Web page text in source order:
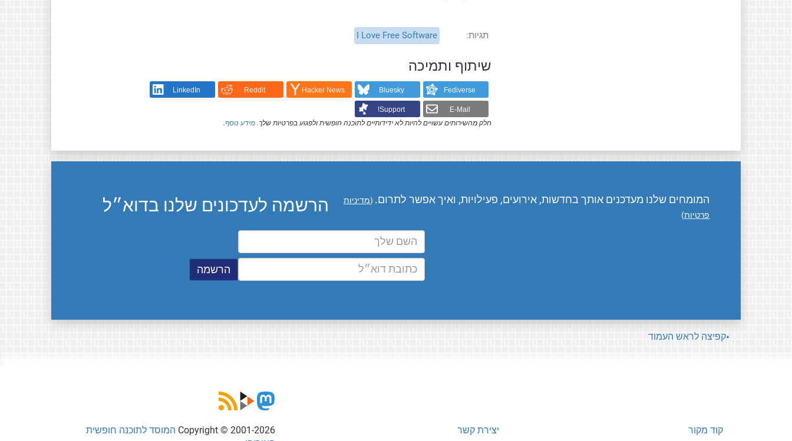
תגיות I Love Free Software
שיתוף ותמיכה
Fediverse
Bluesky
Hacker News
Reddit
LinkedIn
E-Mail
Support!
חלק מהשירותים עשויים להיות לא ידידותיים לתוכנה חופשית ולפגוע בפרטיות שלך. מידע נוסף.
הרשמה לעדכונים שלנו בדוא״ל המומחים שלנו מעדכנים אותך בחדשות, אירועים, פעילויות, ואיך אפשר לתרום. (מדיניות
פרטיות)
קפיצה לראש העמוד
Copyright © 2001-2026 המוסד לתוכנה חופשית
יצירת קשר קוד מקור